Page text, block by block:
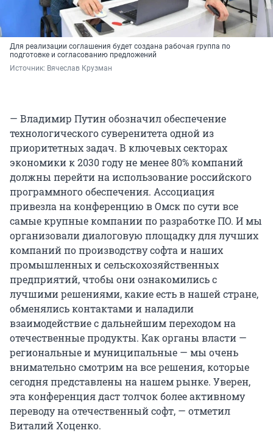
Для реализации соглашения будет создана рабочая группа по
подготовке и согласованию предложений
Источник: Вячеслав Крузман
— Владимир Путин обозначил обеспечение
технологического суверенитета одной из
приоритетных задач. В ключевых секторах
экономики к 2030 году не менее 80% компаний
должны перейти на использование российского
программного обеспечения. Ассоциация
привезла на конференцию в Омск по сути все
самые крупные компании по разработке ПО. И мы
организовали диалоговую площадку для лучших
компаний по производству софта и наших
промышленных и сельскохозяйственных
предприятий, чтобы они ознакомились с
лучшими решениями, какие есть в нашей стране,
обменялись контактами и наладили
взаимодействие с дальнейшим переходом на
отечественные продукты. Как органы власти —
региональные и муниципальные — мы очень
внимательно смотрим на все решения, которые
сегодня представлены на нашем рынке. Уверен,
эта конференция даст толчок более активному
переводу на отечественный софт, — отметил
Виталий Хоценко.